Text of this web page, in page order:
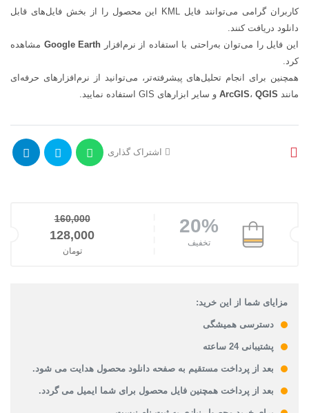
کاربران گرامی می‌توانند فایل KML این محصول را از بخش فایل‌های قابل
دانلود دریافت کنند.
این فایل را می‌توان به‌راحتی با استفاده از نرم‌افزار Google Earth مشاهده
کرد.
همچنین برای انجام تحلیل‌های پیشرفته‌تر، می‌توانید از نرم‌افزارهای حرفه‌ای
مانند
ArcGIS، QGIS و سایر ابزارهای GIS استفاده نمایید.
اشتراک گذاری
20%
تخفیف
160,000
قیمت اصلی: 160,000تومان بود.
128,000
تومان
مزایای شما از این خرید:
دسترسی همیشگی
پشتیبانی 24 ساعته
بعد از پرداخت مستقیم به صفحه دانلود محصول هدایت می شود.
بعد از پرداخت همچنین فایل محصول برای شما ایمیل می گردد.